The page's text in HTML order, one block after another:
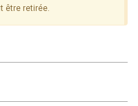
être retirée.